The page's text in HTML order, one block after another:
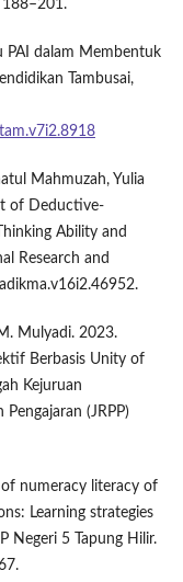
188–201.
PAI dalam Membentuk
Tambusai,
Mahmuzah, Yulia
of Deductive-
Ability and
Research and
Mulyadi. 2023.
Berbasis Unity of
Kejuruan
(JRPP)
of numeracy literacy of
Learning strategies
Negeri 5 Tapung Hilir.